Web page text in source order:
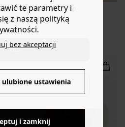
to be redirected to
?
YES
NO
Top
29,90 zł
5 kolory
te parametry i
z naszą polityką
bez akceptacji
ustawienia
i zamknij